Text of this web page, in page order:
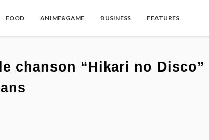
FOOD ANIME&GAME BUSINESS FEATURES
chanson “Hikari no Disco”
ans